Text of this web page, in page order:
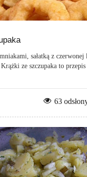
sałatką z czerwonej
ze szczupaka to
63